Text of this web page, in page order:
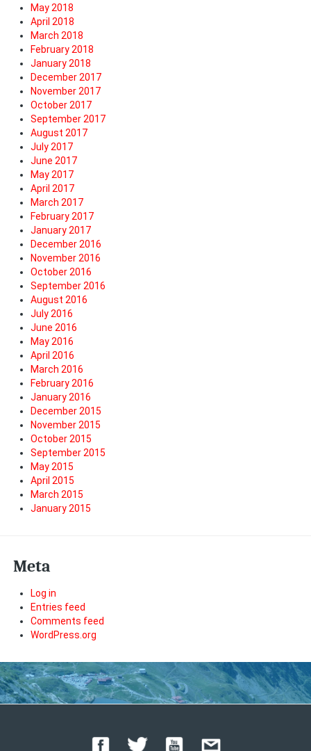
May 2018
April 2018
March 2018
February 2018
January 2018
December 2017
November 2017
October 2017
September 2017
August 2017
July 2017
June 2017
May 2017
April 2017
March 2017
February 2017
January 2017
December 2016
November 2016
October 2016
September 2016
August 2016
July 2016
June 2016
May 2016
April 2016
March 2016
February 2016
January 2016
December 2015
November 2015
October 2015
September 2015
May 2015
April 2015
March 2015
January 2015
Meta
Log in
Entries feed
Comments feed
WordPress.org